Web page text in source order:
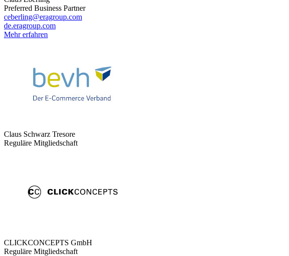
Preferred Business Partner
ceberling@eragroup.com
de.eragroup.com
Mehr erfahren
Claus Schwarz Tresore
Reguläre Mitgliedschaft
CLICKCONCEPTS GmbH
Reguläre Mitgliedschaft